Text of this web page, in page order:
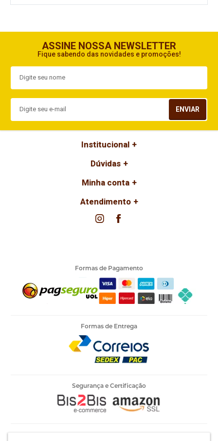
ASSINE NOSSA NEWSLETTER
Fique sabendo das novidades e promoções!
ENVIAR
Institucional
Dúvidas
Minha conta
Atendimento
Formas de Pagamento
Formas de Entrega
Segurança e Certificação